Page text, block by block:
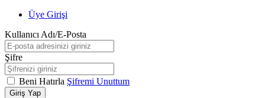
Üye Girişi
Kullanıcı Adı/E-Posta
Şifre
Beni Hatırla Şifremi Unuttum
Giriş Yap